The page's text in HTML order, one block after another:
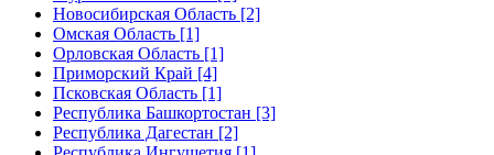
Новосибирская Область [2]
Омская Область [1]
Орловская Область [1]
Приморский Край [4]
Псковская Область [1]
Республика Башкортостан [3]
Республика Дагестан [2]